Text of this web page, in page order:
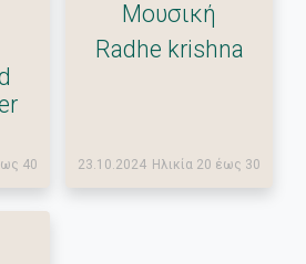
40
Μουσική
Radhe krishna
23.10.2024 Ηλικία 20 έως 30